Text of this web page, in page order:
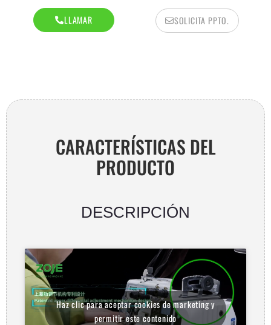
LLAMAR SOLICITA PPTO.
CARACTERÍSTICAS DEL
PRODUCTO
DESCRIPCIÓN
Haz clic para aceptar cookies de marketing y
permitir este contenido